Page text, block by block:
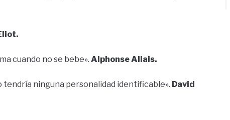
cuando no se bebe». Alphonse Allais.
tendría ninguna personalidad identificable». David